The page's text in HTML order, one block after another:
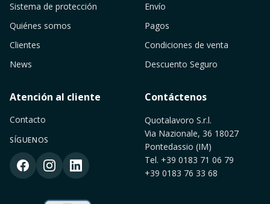
Sistema de protección
Quiénes somos
Clientes
News
Envío
Pagos
Condiciones de venta
Descuento Seguro
Atención al cliente
Contacto
SÍGUENOS
Contáctenos
Quotalavoro S.r.l.
Via Nazionale, 36 18027
Pontedassio (IM)
Tel. +39 0183 71 06 79
+39 0183 76 33 68